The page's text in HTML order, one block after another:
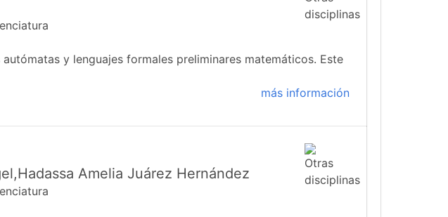
y lenguajes formales preliminares matemáticos. Este
más información
Amelia Juárez Hernández